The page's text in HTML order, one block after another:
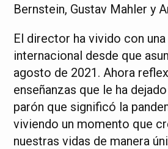
Bernstein, Gustav Mahler y
El director ha vivido con
internacional desde que
agosto de 2021. Ahora
enseñanzas que le ha
parón que significó la
viviendo un momento que
nuestras vidas de manera